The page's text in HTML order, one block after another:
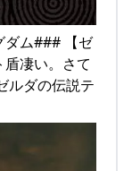
ダム### 【ゼ
凄い。さて
ルダの伝説テ